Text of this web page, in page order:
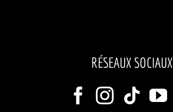
RÉSEAUX SOCIAUX